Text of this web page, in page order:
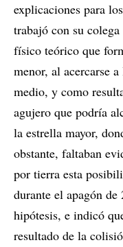
explicaciones para
trabajó con su
físico teórico que
menor, al acercarse
medio, y como
agujero que podría
la estrella mayor,
obstante, faltaban
por tierra esta
durante el apagón
hipótesis, e indicó
resultado de la